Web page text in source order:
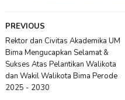
PREVIOUS
Rektor dan Civitas Akademika UM
Bima Mengucapkan Selamat &
Sukses Atas Pelantikan Walikota
dan Wakil Walikota Bima Perode
2025 - 2030